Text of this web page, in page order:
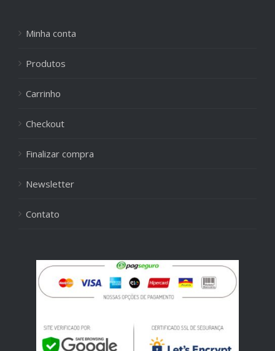
Minha conta
Produtos
Carrinho
Checkout
Finalizar compra
Newsletter
Contato